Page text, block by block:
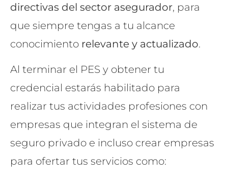
directivas del sector asegurador, para
que siempre tengas a tu alcance
conocimiento relevante y actualizado.
Al terminar el PES y obtener tu
credencial estarás habilitado para
realizar tus actividades profesiones con
empresas que integran el sistema de
seguro privado e incluso crear empresas
para ofertar tus servicios como: